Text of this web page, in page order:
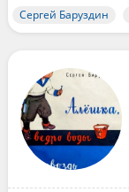
Сергей Баруздин